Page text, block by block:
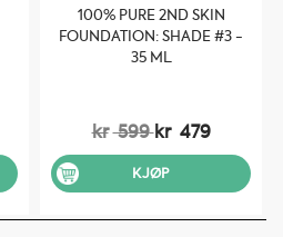
100% PURE 2ND SKIN
FOUNDATION: SHADE #3 -
35 ML
kr599kr 479
KJØP